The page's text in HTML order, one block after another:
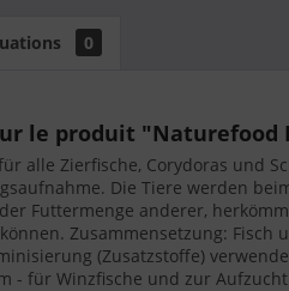
0
le produit "Naturefood
alle Zierfische, Corydoras und
Die Tiere werden
Futtermenge anderer,
Zusammensetzung: Fisch
(Zusatzstoffe)
- für Winzfische und zur